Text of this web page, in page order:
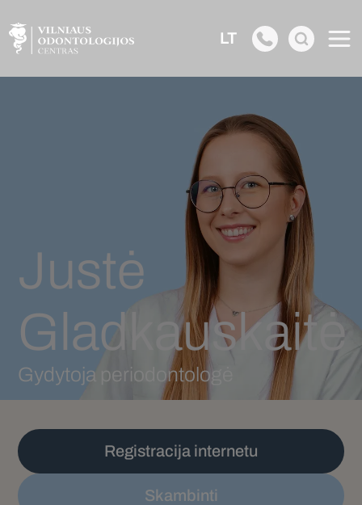
LT
Justė
Gladkauskaitė
Gydytoja periodontologė
Registracija internetu
Skambinti